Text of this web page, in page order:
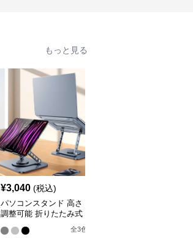
もっと見る
¥3,040 (税込)
パソコンスタンド 高さ
調整可能 折りたたみ式
全3色